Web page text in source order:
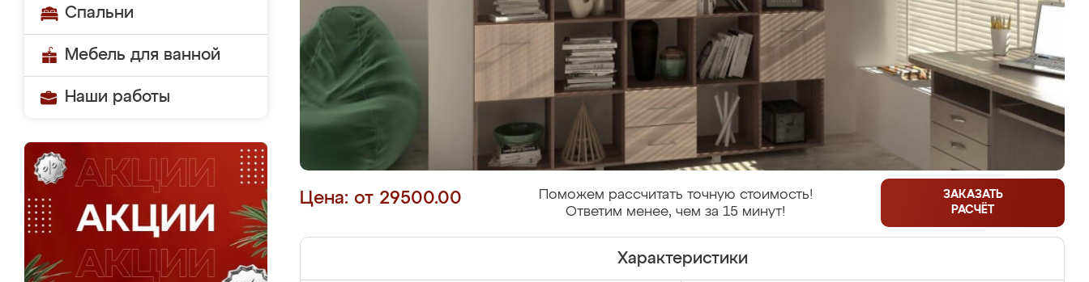
Спальни
Мебель для ванной
Наши работы
Цена: от 29500.00
Поможем рассчитать точную стоимость!
Ответим менее, чем за 15 минут!
ЗАКАЗАТЬ
РАСЧЁТ
Характеристики